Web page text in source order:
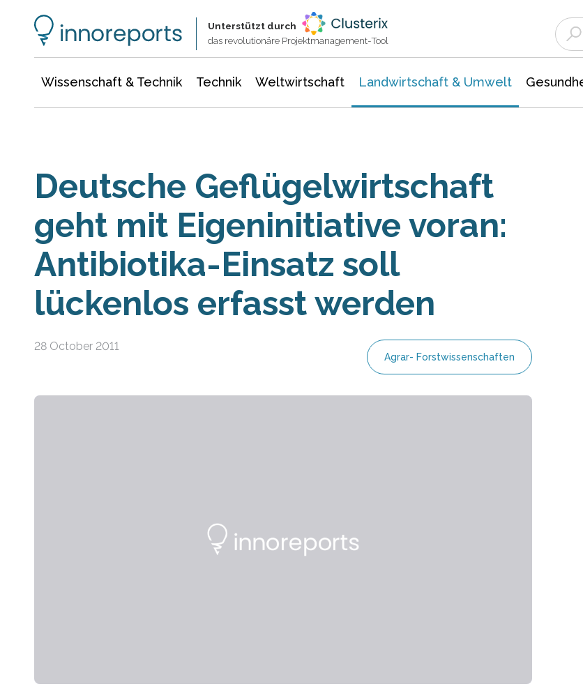
Unterstützt durch
das revolutionäre Projektmanagement-Tool
Wissenschaft & Technik Technik Weltwirtschaft Landwirtschaft & Umwelt
Deutsche Geflügelwirtschaft
geht mit Eigeninitiative voran:
Antibiotika-Einsatz soll
lückenlos erfasst werden
28 October 2011
Agrar- Forstwissenschaften